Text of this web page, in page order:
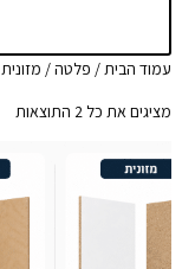
עמוד הבית/ פלטה/ מזונית
מציגים את כל ⁦2⁩ התוצאות